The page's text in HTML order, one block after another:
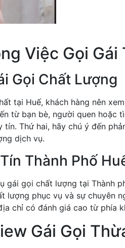
Việc Gọi Gái
Gọi Chất Lượng
tại Huế, khách hàng nên
từ bạn bè, người quen hoặc
tín. Thứ hai, hãy chú ý đến
dịch vụ.
Thành Phố
gái gọi chất lượng tại Thành
lượng phục vụ và sự chuyên
chỉ có đánh giá cao từ phía
Gái Gọi